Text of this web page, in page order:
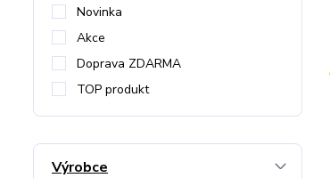
Novinka
Akce
Doprava ZDARMA
TOP produkt
Výrobce